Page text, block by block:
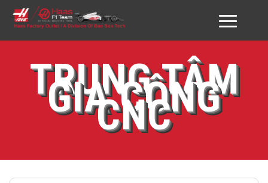
SẢN PHẨM
DỊCH VỤ
TRUNG TÂM
GIA CÔNG
CNC